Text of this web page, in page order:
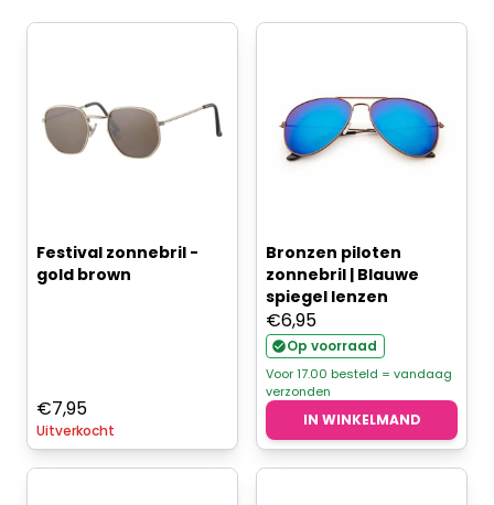
Festival zonnebril -
gold brown
€7,95
Uitverkocht
Bronzen piloten
zonnebril | Blauwe
spiegel lenzen
€6,95
Op voorraad
Voor 17.00 besteld = vandaag
verzonden
IN WINKELMAND